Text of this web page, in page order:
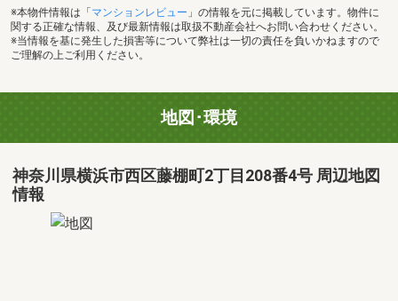
※本物件情報は「 マンションレビュー 」の情報を元に掲載しています。物件に
関する正確な情報、及び最新情報は取扱不動産会社へお問い合わせください。
※当情報を基に発生した損害等について弊社は一切の責任を負いかねますので
ご理解の上ご利用ください。
地図･環境
神奈川県横浜市西区藤棚町2丁目208番4号 周辺地図
情報